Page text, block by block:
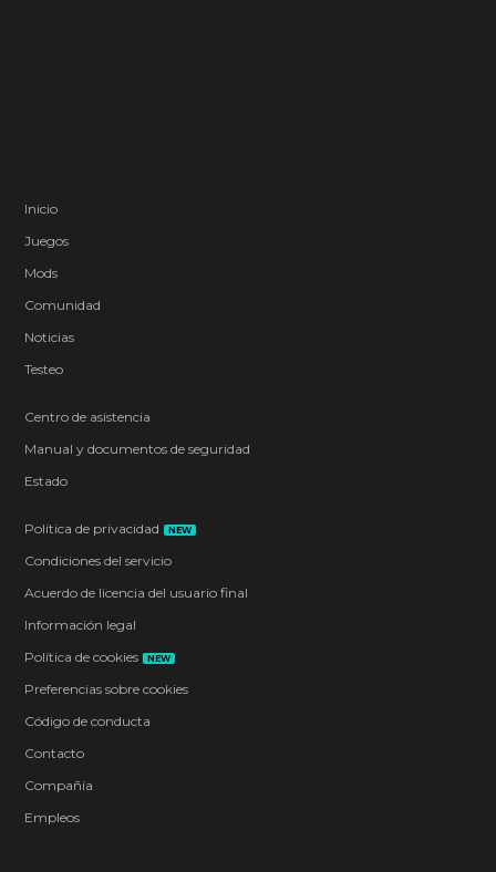
Inicio
Juegos
Mods
Comunidad
Noticias
Testeo
Centro de asistencia
Manual y documentos de seguridad
Estado
Política de privacidad NEW
Condiciones del servicio
Acuerdo de licencia del usuario final
Información legal
Política de cookies
NEW
Preferencias sobre cookies
Código de conducta
Contacto
Compañía
Empleos